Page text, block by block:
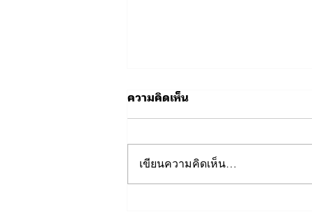
ความคิดเห็น
เขียนความคิดเห็น…